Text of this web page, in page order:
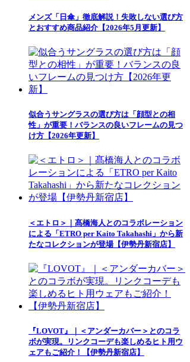
メンズ「日傘」徹底解説！失敗しない選び方
とおすすめ商品紹介【2026年5月更新】
似合うサングラスの選び方は「顔型との相
性」が重要！バランスの良いフレームの見つ
け方【2026年更新】
＜エトロ＞｜髙橋海人とのコラボレーション
による「ETRO per Kaito Takahashi」から新
たなコレクションが登場【伊勢丹新宿店】
『LOVOT』｜＜アンダーカバー＞とのコラ
ボが実現。リンクコーデも楽しめるヒト用ウ
ェアもご紹介！【伊勢丹新宿店】